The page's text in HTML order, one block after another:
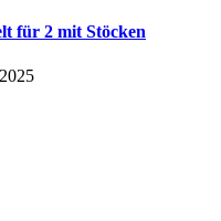
für 2 mit Stöcken